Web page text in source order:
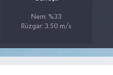
Nem: %33
Rüzgar: 3.50 m/s